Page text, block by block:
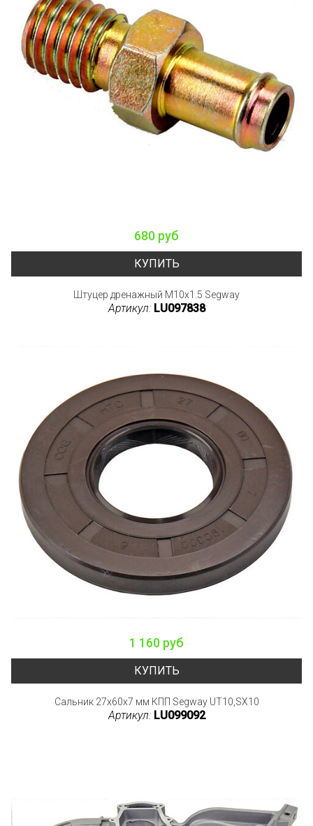
680 руб
КУПИТЬ
Штуцер дренажный M10x1.5 Segway
Артикул: LU097838
1 160 руб
КУПИТЬ
Сальник 27x60x7 мм КПП Segway UT10,SX10
Артикул: LU099092